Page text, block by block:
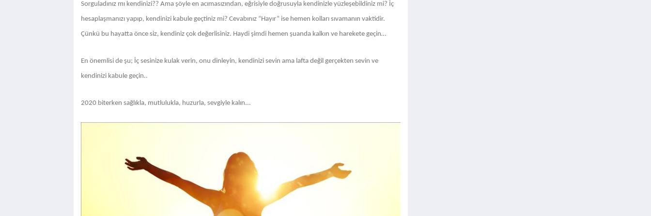
Sorguladınız mı kendinizi?? Ama şöyle en acımasızından, eğrisiyle doğrusuyla kendinizle yüzleşebildiniz mi? İç
hesaplaşmanızı yapıp, kendinizi kabule geçtiniz mi? Cevabınız “Hayır” ise hemen kolları sıvamanın vaktidir.
Çünkü bu hayatta önce siz, kendiniz çok değerlisiniz. Haydi şimdi hemen şuanda kalkın ve harekete geçin…
En önemlisi de şu; İç sesinize kulak verin, onu dinleyin, kendinizi sevin ama lafta değil gerçekten sevin ve
kendinizi kabule geçin..
2020 biterken sağlıkla, mutlulukla, huzurla, sevgiyle kalın...